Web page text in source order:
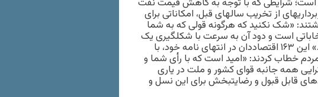
از تخریب سال‏های قبل، امکاناتی برای
«شک نکنید که هرگونه قولی که به شما
است و دود آن به سرعت با شکل‏گیری یک
تورم افسارگسیخته، به چشم خود شما خواهد رفت.» این ۱۶۳ اقتصاددان در انتهای نامه خود، با
خطاب کردند: «امید است که با رأی شما و
همه‏ جانبه قوای کشور و ملت در یاری
قابل قبول و رضایت‏بخش برای این نسل و